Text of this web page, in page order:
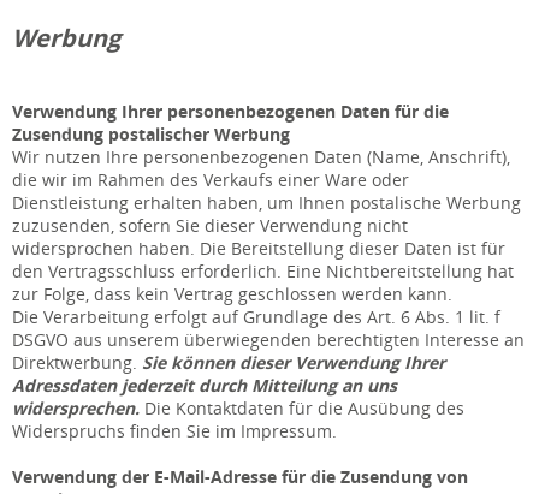
Werbung
Verwendung Ihrer personenbezogenen Daten für die
Zusendung postalischer Werbung
Wir nutzen Ihre personenbezogenen Daten (Name, Anschrift),
die wir im Rahmen des Verkaufs einer Ware oder
Dienstleistung erhalten haben, um Ihnen postalische Werbung
zuzusenden, sofern Sie dieser Verwendung nicht
widersprochen haben. Die Bereitstellung dieser Daten ist für
den Vertragsschluss erforderlich. Eine Nichtbereitstellung hat
zur Folge, dass kein Vertrag geschlossen werden kann.
Die Verarbeitung erfolgt auf Grundlage des Art. 6 Abs. 1 lit. f
DSGVO aus unserem überwiegenden berechtigten Interesse an
Direktwerbung. Sie können dieser Verwendung Ihrer
Adressdaten jederzeit durch Mitteilung an uns
widersprechen. Die Kontaktdaten für die Ausübung des
Widerspruchs finden Sie im Impressum.
Verwendung der E-Mail-Adresse für die Zusendung von